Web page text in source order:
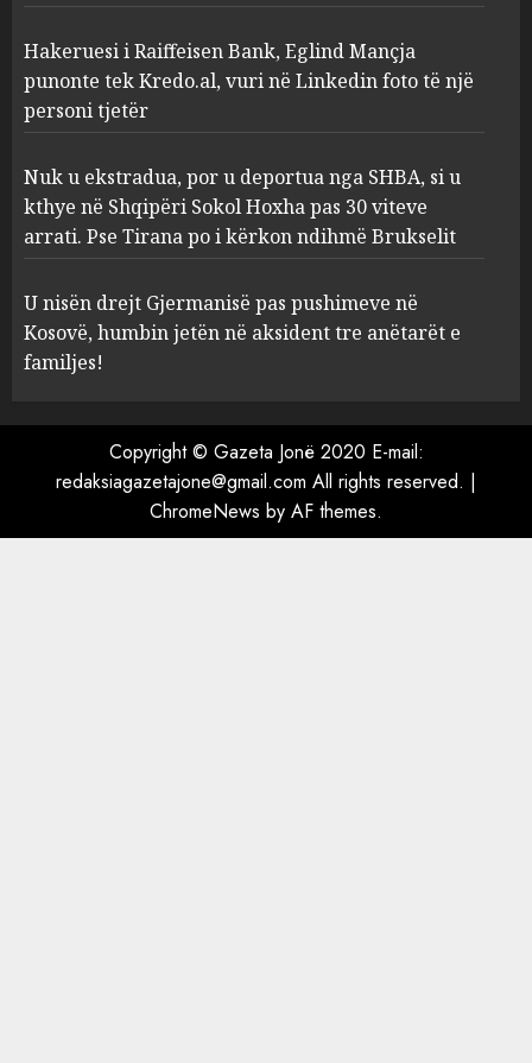
deportua nga SHBA, si u kthye
në Shqipëri Sokol Hoxha pas
30 viteve arrati. Pse Tirana po
i kërkon ndihmë Brukselit
U nisën drejt Gjermanisë pas
pushimeve në Kosovë, humbin
jetën në aksident tre anëtarët
e familjes!
Hakeruesi i Raiffeisen Bank, Eglind Mançja
punonte tek Kredo.al, vuri në Linkedin foto të një
personi tjetër
Nuk u ekstradua, por u deportua nga SHBA, si u
kthye në Shqipëri Sokol Hoxha pas 30 viteve
arrati. Pse Tirana po i kërkon ndihmë Brukselit
U nisën drejt Gjermanisë pas pushimeve në
Kosovë, humbin jetën në aksident tre anëtarët e
familjes!
Copyright © Gazeta Jonë 2020 E-mail:
redaksiagazetajone@gmail.com All rights reserved. |
ChromeNews by AF themes.